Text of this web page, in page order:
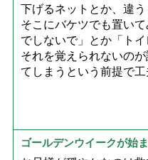
下げるネットとか、違う
そこにバケツでも置い
でしないで」とか「ト
それを覚えられないの
てしまうという前提で
ゴールデンウイークが始